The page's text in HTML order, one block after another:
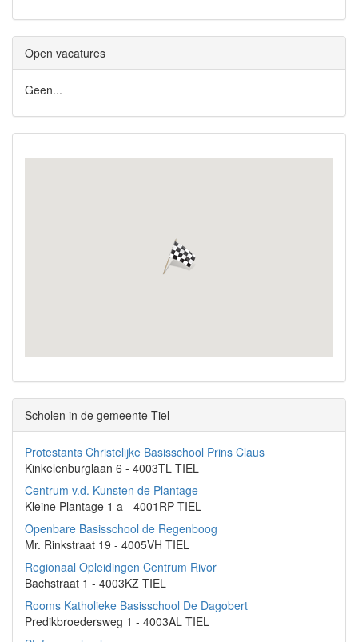
Open vacatures
Geen...
Scholen in de gemeente Tiel
Protestants Christelijke Basisschool Prins Claus
Kinkelenburglaan 6 - 4003TL TIEL
Centrum v.d. Kunsten de Plantage
Kleine Plantage 1 a - 4001RP TIEL
Openbare Basisschool de Regenboog
Mr. Rinkstraat 19 - 4005VH TIEL
Regionaal Opleidingen Centrum Rivor
Bachstraat 1 - 4003KZ TIEL
Rooms Katholieke Basisschool De Dagobert
Predikbroedersweg 1 - 4003AL TIEL